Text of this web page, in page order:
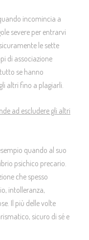
incomincia a
severe per entrarvi
le sette
di associazione
se hanno
altri fino a plagiarli.
ad escludere gli altri
quando al suo
psichico precario.
che spesso
intolleranza,
Il più delle volte
sicuro di sé e